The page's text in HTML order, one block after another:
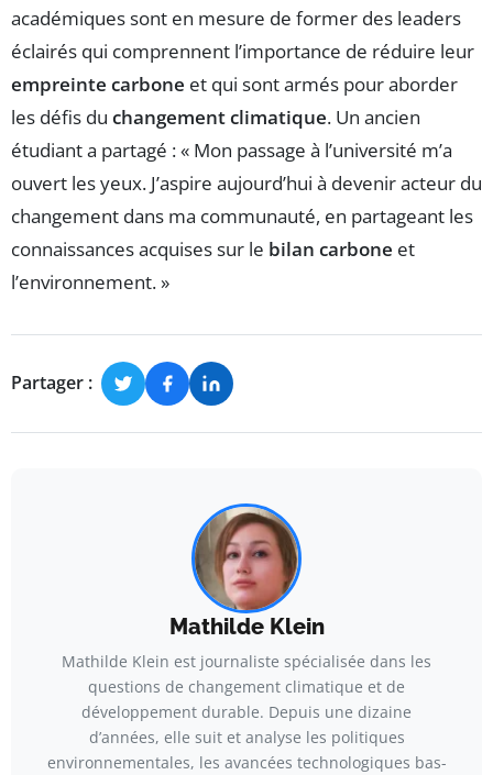
académiques sont en mesure de former des leaders
éclairés qui comprennent l’importance de réduire leur
empreinte carbone et qui sont armés pour aborder
les défis du changement climatique. Un ancien
étudiant a partagé : « Mon passage à l’université m’a
ouvert les yeux. J’aspire aujourd’hui à devenir acteur du
changement dans ma communauté, en partageant les
connaissances acquises sur le bilan carbone et
l’environnement. »
Partager :
Mathilde Klein
Mathilde Klein est journaliste spécialisée dans les
questions de changement climatique et de
développement durable. Depuis une dizaine
d’années, elle suit et analyse les politiques
environnementales, les avancées technologiques bas-